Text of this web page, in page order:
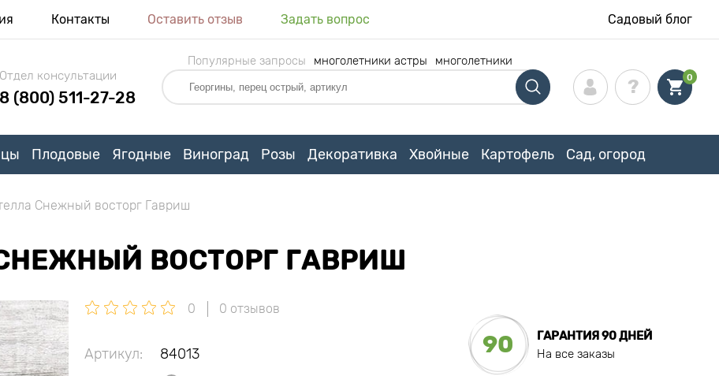
Контакты Оставить отзыв Задать вопрос Садовый блог
Отдел консультации
8 (800) 511-27-28
Популярные запросы многолетники астры многолетники
0
Плодовые Ягодные Виноград Розы Декоративка Хвойные Картофель Сад, огород
Снежный восторг Гавриш
ВОСТОРГ ГАВРИШ
0 0 отзывов
Артикул:
84013
90
ГАРАНТИЯ 90 ДНЕЙ
На все заказы